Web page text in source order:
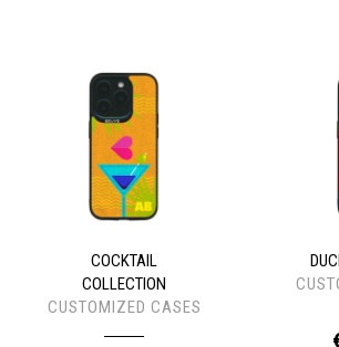
COCKTAIL
COLLECTION
CUSTOMIZED CASES